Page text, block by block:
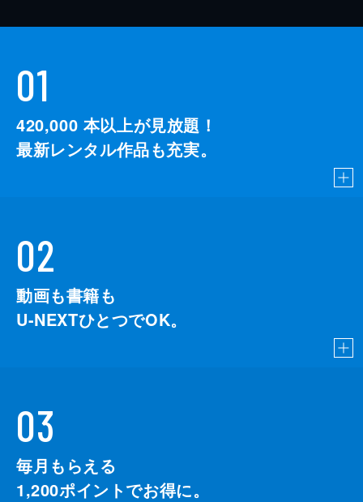
01
420,000 本以上が見放題！
最新レンタル作品も充実。
02
動画も書籍も
U-NEXTひとつでOK。
03
毎月もらえる
1,200ポイントでお得に。